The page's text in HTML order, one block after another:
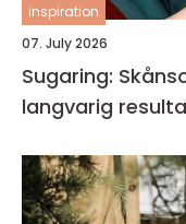
inspiration
07. July 2026
Sugaring:
langvarig